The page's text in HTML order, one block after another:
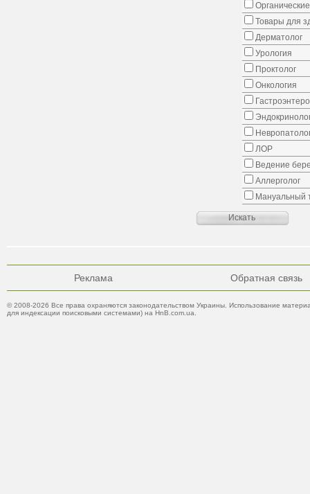
Товары для
Дерматолог
Урология
Проктолог
Онкология
ЛОР
Ведение
Аллерголог
Мануальный
Реклама Обратная связь
© 2008-2026 Все права охраняются законодательством Украины. Использование
для индексации поисковыми системами) на HnB.com.ua.